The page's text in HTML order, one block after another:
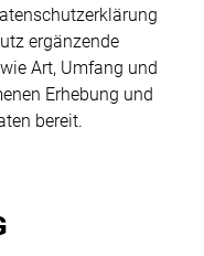
ergänzende
Art, Umfang und
Erhebung und
bereit.